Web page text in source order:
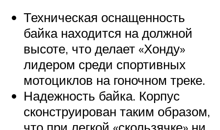
Техническая оснащенность
байка находится на должной
высоте, что делает «Хонду»
лидером среди спортивных
мотоциклов на гоночном треке.
Надежность байка. Корпус
сконструирован таким образом,